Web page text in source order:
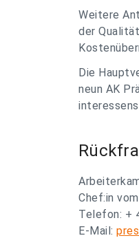
Weitere
der
Die
neun AK
Chef:in
Telefon: +
E-Mail: